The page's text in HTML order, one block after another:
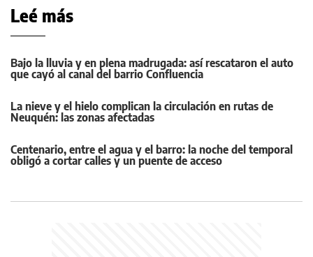
Leé más
Bajo la lluvia y en plena madrugada: así rescataron el auto
que cayó al canal del barrio Confluencia
La nieve y el hielo complican la circulación en rutas de
Neuquén: las zonas afectadas
Centenario, entre el agua y el barro: la noche del temporal
obligó a cortar calles y un puente de acceso